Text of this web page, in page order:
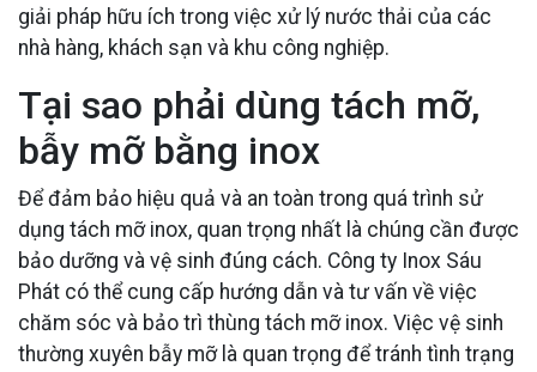
giải pháp hữu ích trong việc xử lý nước thải của các
nhà hàng, khách sạn và khu công nghiệp.
Tại sao phải dùng tách mỡ,
bẫy mỡ bằng inox
Để đảm bảo hiệu quả và an toàn trong quá trình sử
dụng tách mỡ inox, quan trọng nhất là chúng cần được
bảo dưỡng và vệ sinh đúng cách. Công ty Inox Sáu
Phát có thể cung cấp hướng dẫn và tư vấn về việc
chăm sóc và bảo trì thùng tách mỡ inox. Việc vệ sinh
thường xuyên bẫy mỡ là quan trọng để tránh tình trạng